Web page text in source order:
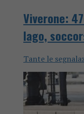
Viverone:
lago,
Tante le